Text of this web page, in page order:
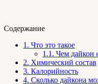
Содержание
1. Что это такое
1.1. Чем дайкон
2. Химический состав
3. Калорийность
4. Сколько дайкона